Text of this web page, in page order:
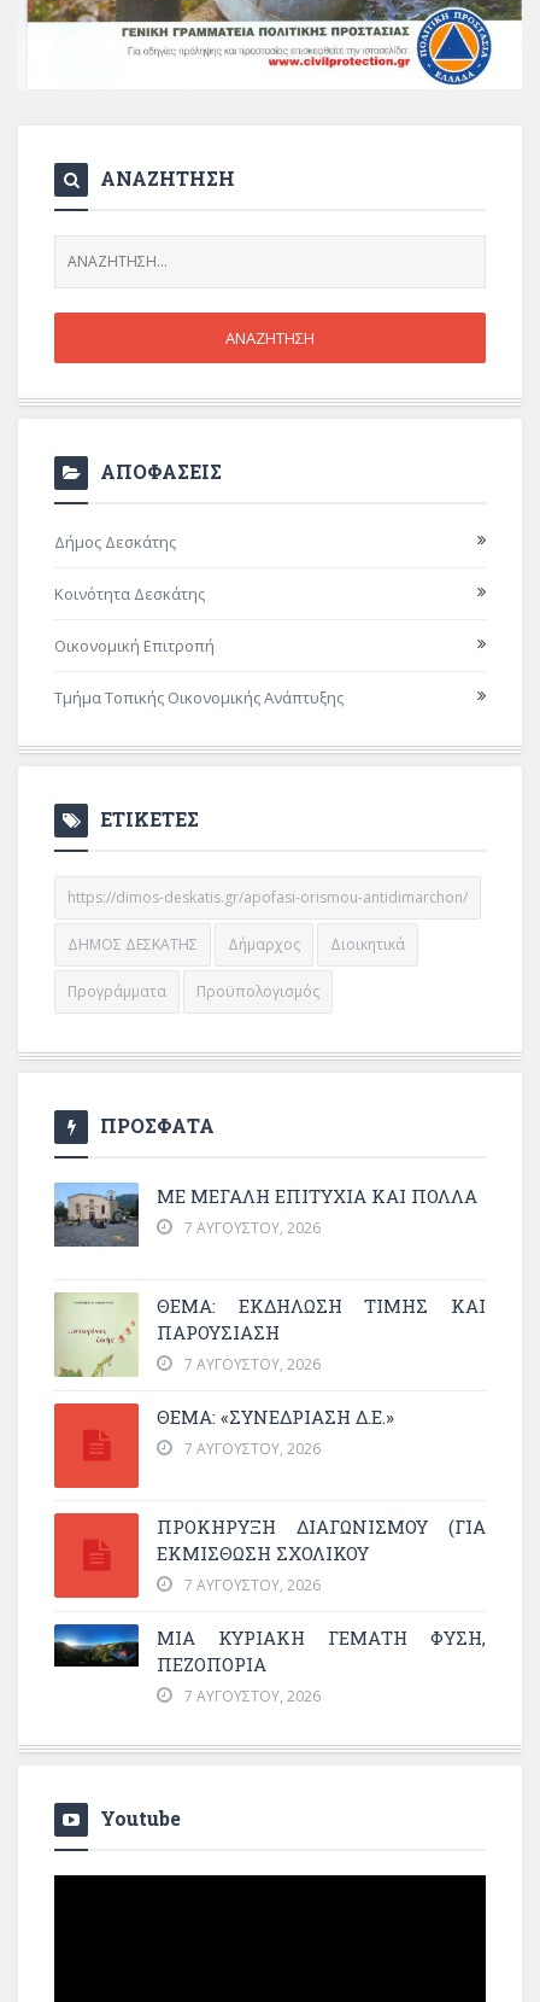
ΑΝΑΖΗΤΗΣΗ
ΑΠΟΦΑΣΕΙΣ
Δήμος Δεσκάτης
Κοινότητα Δεσκάτης
Οικονομική Επιτροπή
Τμήμα Τοπικής Οικονομικής Ανάπτυξης
ΕΤΙΚΕΤΕΣ
https://dimos-deskatis.gr/apofasi-orismou-antidimarchon/
ΔΗΜΟΣ ΔΕΣΚΑΤΗΣ Δήμαρχος Διοικητικά
Προγράμματα Προϋπολογισμός
ΠΡΟΣΦΑΤΑ
ΜΕ ΜΕΓΆΛΗ ΕΠΙΤΥΧΊΑ ΚΑΙ ΠΟΛΛΆ
7 ΑΥΓΟΎΣΤΟΥ, 2026
ΘΈΜΑ: ΕΚΔΉΛΩΣΗ ΤΙΜΉΣ ΚΑΙ
ΠΑΡΟΥΣΊΑΣΗ
7 ΑΥΓΟΎΣΤΟΥ, 2026
ΘΕΜΑ: «ΣΥΝΕΔΡΊΑΣΗ Δ.Ε.»
7 ΑΥΓΟΎΣΤΟΥ, 2026
ΠΡΟΚΗΡΥΞΗ ΔΙΑΓΩΝΙΣΜΟΥ (ΓΙΑ
ΕΚΜΊΣΘΩΣΗ ΣΧΟΛΙΚΟΎ
7 ΑΥΓΟΎΣΤΟΥ, 2026
ΜΙΑ ΚΥΡΙΑΚΉ ΓΕΜΆΤΗ ΦΎΣΗ,
ΠΕΖΟΠΟΡΊΑ
7 ΑΥΓΟΎΣΤΟΥ, 2026
Youtube